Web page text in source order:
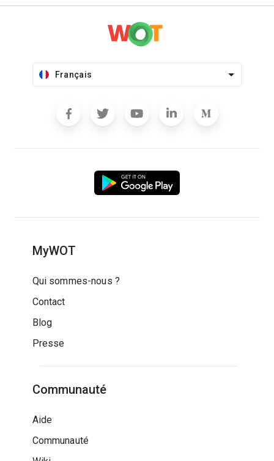
Français
MyWOT
Qui sommes-nous ?
Contact
Blog
Presse
Communauté
Aide
Communauté